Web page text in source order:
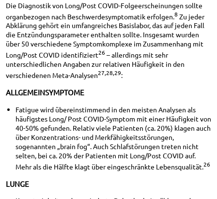
Die Diagnostik von Long/Post COVID-Folgeerscheinungen sollte
organbezogen nach Beschwerdesymptomatik erfolgen. 8 Zu jeder
Abklärung gehört ein umfangreiches Basislabor, das auf jeden Fall
die Entzündungsparameter enthalten sollte. Insgesamt wurden
über 50 verschiedene Symptomkomplexe im Zusammenhang mit
Long/Post COVID identifiziert26– allerdings mit sehr
unterschiedlichen Angaben zur relativen Häufigkeit in den
verschiedenen Meta-Analysen27,28,29:
ALLGEMEINSYMPTOME
Fatigue wird übereinstimmend in den meisten Analysen als
häufigstes Long/ Post COVID-Symptom mit einer Häufigkeit von
40-50% gefunden. Relativ viele Patienten (ca. 20%) klagen auch
über Konzentrations- und Merkfähigkeitsstörungen,
sogenannten „brain fog“. Auch Schlafstörungen treten nicht
selten, bei ca. 20% der Patienten mit Long/Post COVID auf.
Mehr als die Hälfte klagt über eingeschränkte Lebensqualität. 26
LUNGE